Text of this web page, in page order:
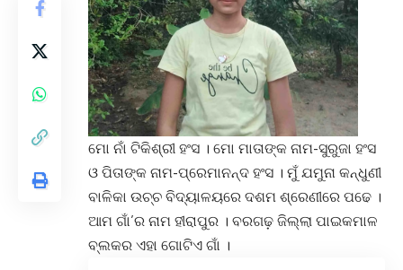
ମୋ ନାଁ ଟିକିଶ୍ରୀ ହଂସ । ମୋ ମାତାଙ୍କ ନାମ-ସୁରୁଜା ହଂସ
ଓ ପିତାଙ୍କ ନାମ-ପ୍ରେମାନନ୍ଦ ହଂସ । ମୁଁ ଯମୁନା କନ୍ଧୁଣୀ
ବାଳିକା ଉଚ୍ଚ ବିଦ୍ୟାଳୟରେ ଦଶମ ଶ୍ରେଣୀରେ ପଢେ ।
ଆମ ଗାଁ’ର ନାମ ହୀରାପୁର । ବରଗଢ଼ ଜିଲ୍ଲା ପାଇକମାଳ
ବ୍ଲକର ଏହା ଗୋଟିଏ ଗାଁ ।